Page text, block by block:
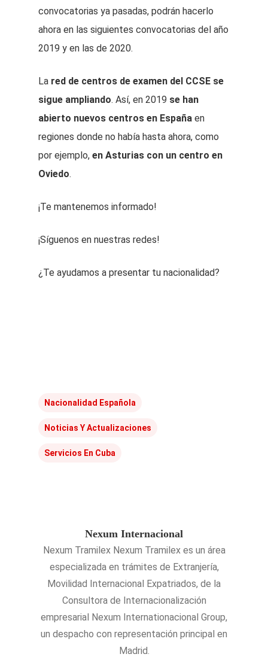
convocatorias ya pasadas, podrán hacerlo
ahora en las siguientes convocatorias del año
2019 y en las de 2020.
La red de centros de examen del CCSE se
sigue ampliando. Así, en 2019 se han
abierto nuevos centros en España en
regiones donde no había hasta ahora, como
por ejemplo, en Asturias con un centro en
Oviedo.
¡Te mantenemos informado!
¡Síguenos en nuestras redes!
¿Te ayudamos a presentar tu nacionalidad?
Nacionalidad Española
Noticias Y Actualizaciones
Servicios En Cuba
Nexum Internacional
Nexum Tramilex Nexum Tramilex es un área
especializada en trámites de Extranjería,
Movilidad Internacional Expatriados, de la
Consultora de Internacionalización
empresarial Nexum Internationacional Group,
un despacho con representación principal en
Madrid.